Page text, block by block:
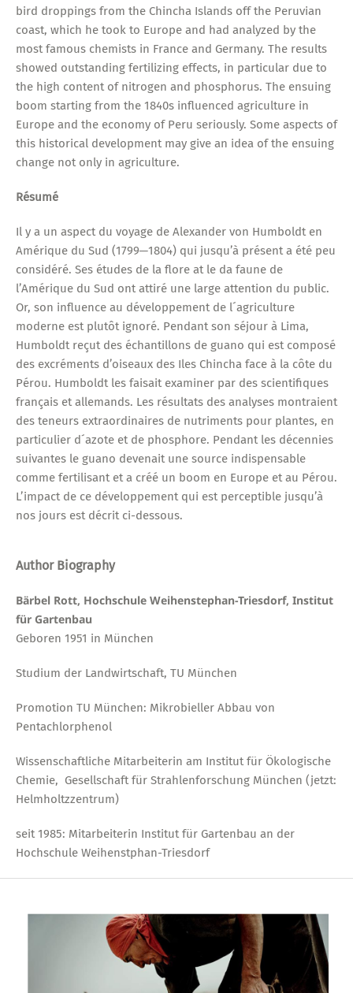
bird droppings from the Chincha Islands off the Peruvian
coast, which he took to Europe and had analyzed by the
most famous chemists in France and Germany. The results
showed outstanding fertilizing effects, in particular due to
the high content of nitrogen and phosphorus. The ensuing
boom starting from the 1840s influenced agriculture in
Europe and the economy of Peru seriously. Some aspects of
this historical development may give an idea of the ensuing
change not only in agriculture.
Résumé
Il y a un aspect du voyage de Alexander von Humboldt en
Amérique du Sud (1799─1804) qui jusqu’à présent a été peu
considéré. Ses études de la flore at le da faune de
l’Amérique du Sud ont attiré une large attention du public.
Or, son influence au développement de l´agriculture
moderne est plutôt ignoré. Pendant son séjour à Lima,
Humboldt reçut des échantillons de guano qui est composé
des excréments d’oiseaux des Iles Chincha face à la côte du
Pérou. Humboldt les faisait examiner par des scientifiques
français et allemands. Les résultats des analyses montraient
des teneurs extraordinaires de nutriments pour plantes, en
particulier d´azote et de phosphore. Pendant les décennies
suivantes le guano devenait une source indispensable
comme fertilisant et a créé un boom en Europe et au Pérou.
L’impact de ce développement qui est perceptible jusqu’à
nos jours est décrit ci-dessous.
Author Biography
Bärbel Rott, Hochschule Weihenstephan-Triesdorf, Institut
für Gartenbau
Geboren 1951 in München
Studium der Landwirtschaft, TU München
Promotion TU München: Mikrobieller Abbau von
Pentachlorphenol
Wissenschaftliche Mitarbeiterin am Institut für Ökologische
Chemie, Gesellschaft für Strahlenforschung München (jetzt:
Helmholtzzentrum)
seit 1985: Mitarbeiterin Institut für Gartenbau an der
Hochschule Weihenstphan-Triesdorf